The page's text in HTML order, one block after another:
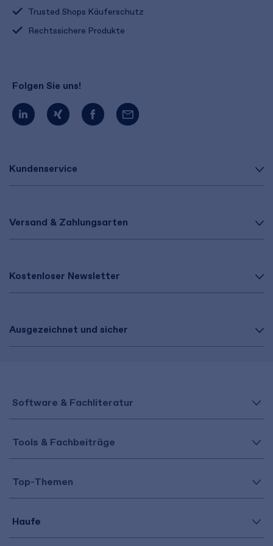
Kundenservice
Versand & Zahlungsarten
Kostenloser Newsletter
Ausgezeichnet und sicher
Trusted Shops Käuferschutz
Rechtssichere Produkte
Folgen Sie uns!
Software & Fachliteratur
Tools & Fachbeiträge
Top-Themen
Haufe